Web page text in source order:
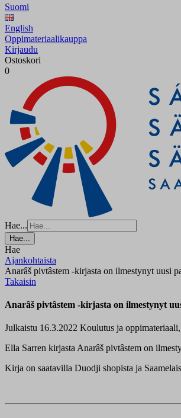
Suomi
English
Oppimateriaalikauppa
Kirjaudu
Ostoskori
0
Hae...
Hae...
Hae
Ajankohtaista
Anarâš pivtâstem -kirjasta on ilmestynyt uusi
Takaisin
Anarâš pivtâstem -kirjasta on ilmestynyt
Julkaistu 16.3.2022 Koulutus ja
Ella Sarren kirjasta Anarâš pivtâstem on
Kirja on saatavilla Duodji shopista ja